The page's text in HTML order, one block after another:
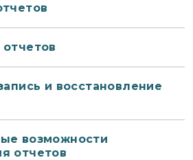
и восстановление
возможности
отчетов